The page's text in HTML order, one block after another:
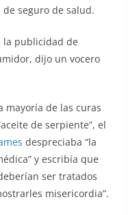
seguro de salud.
la publicidad de
dijo un vocero
mayoría de las curas
de serpiente”, el
despreciaba “la
y escribía que
ser tratados
misericordia”.